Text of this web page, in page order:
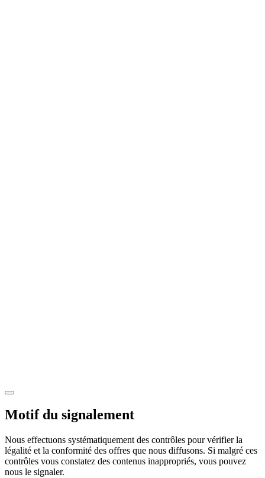
Motif du signalement
Nous effectuons systématiquement des contrôles pour vérifier la
légalité et la conformité des offres que nous diffusons. Si malgré ces
contrôles vous constatez des contenus inappropriés, vous pouvez
nous le signaler.